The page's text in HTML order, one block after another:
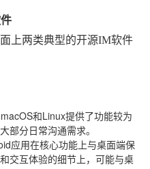
上两类典型的开源IM软件
和Linux提供了功能较为
部分日常沟通需求。
应用在核心功能上与桌面端保
交互体验的细节上，可能与桌